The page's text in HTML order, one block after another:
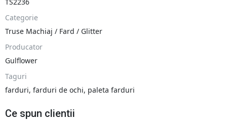
Categorie
Truse Machiaj / Fard / Glitter
Producator
Gulflower
Taguri
farduri, farduri de ochi, paleta farduri
Ce spun clientii